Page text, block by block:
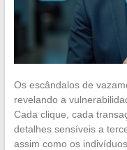
Os escândalos de
revelando a
Cada clique, cada
detalhes sensíveis a
assim como os